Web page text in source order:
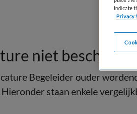
niet
Begeleider ouder
Hieronder staan enkele
indicate
Privacy